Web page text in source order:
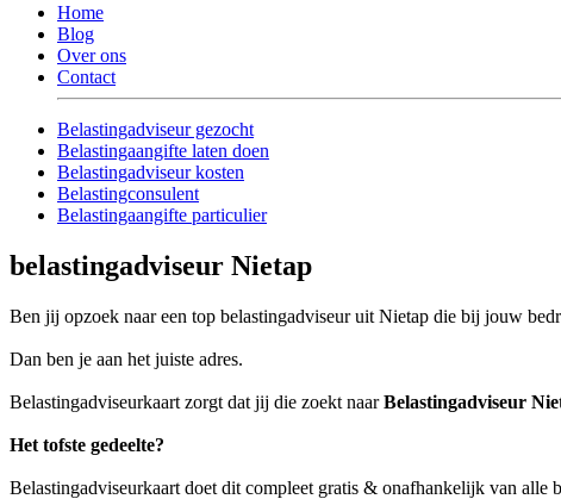
Home
Blog
Over ons
Contact
Belastingadviseur gezocht
Belastingaangifte laten doen
Belastingadviseur kosten
Belastingconsulent
Belastingaangifte particulier
belastingadviseur Nietap
Ben jij opzoek naar een top belastingadviseur uit Nietap die bij jouw
Dan ben je aan het juiste adres.
Belastingadviseurkaart zorgt dat jij die zoekt naarBelastingadviseur
Het tofste gedeelte?
Belastingadviseurkaart doet dit compleet gratis & onafhankelijk van alle